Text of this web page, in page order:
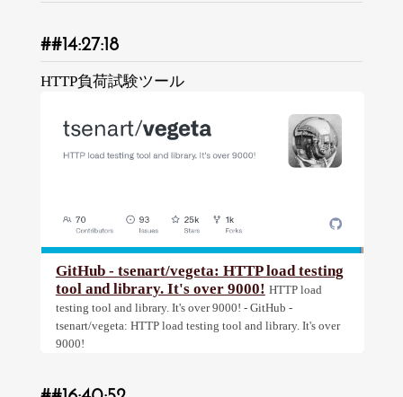
14:27:18
HTTP負荷試験ツール
GitHub - tsenart/vegeta: HTTP load testing
tool and library. It's over 9000! HTTP load
testing tool and library. It's over 9000! - GitHub -
tsenart/vegeta: HTTP load testing tool and library. It's over
9000!